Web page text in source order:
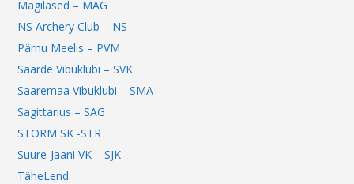
Mägilased – MAG
NS Archery Club – NS
Pärnu Meelis – PVM
Saarde Vibuklubi – SVK
Saaremaa Vibuklubi – SMA
Sagittarius – SAG
STORM SK -STR
Suure-Jaani VK – SJK
TäheLend